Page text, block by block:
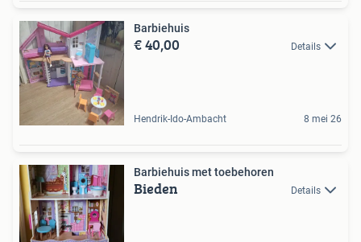
Barbiehuis
€ 40,00 Details
Hendrik-Ido-Ambacht 8 mei 26
Barbiehuis met toebehoren
Bieden Details